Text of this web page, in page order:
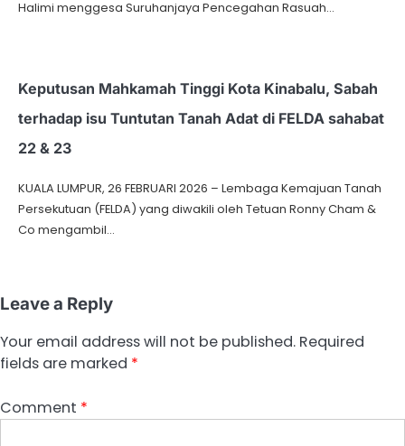
Halimi menggesa Suruhanjaya Pencegahan Rasuah…
Keputusan Mahkamah Tinggi Kota Kinabalu, Sabah
terhadap isu Tuntutan Tanah Adat di FELDA sahabat
22 & 23
KUALA LUMPUR, 26 FEBRUARI 2026 – Lembaga Kemajuan Tanah
Persekutuan (FELDA) yang diwakili oleh Tetuan Ronny Cham &
Co mengambil…
Leave a Reply
Your email address will not be published. Required
fields are marked *
Comment *